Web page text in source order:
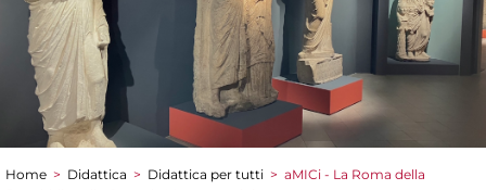
Home > Didattica > Didattica per tutti > aMICi - La Roma della